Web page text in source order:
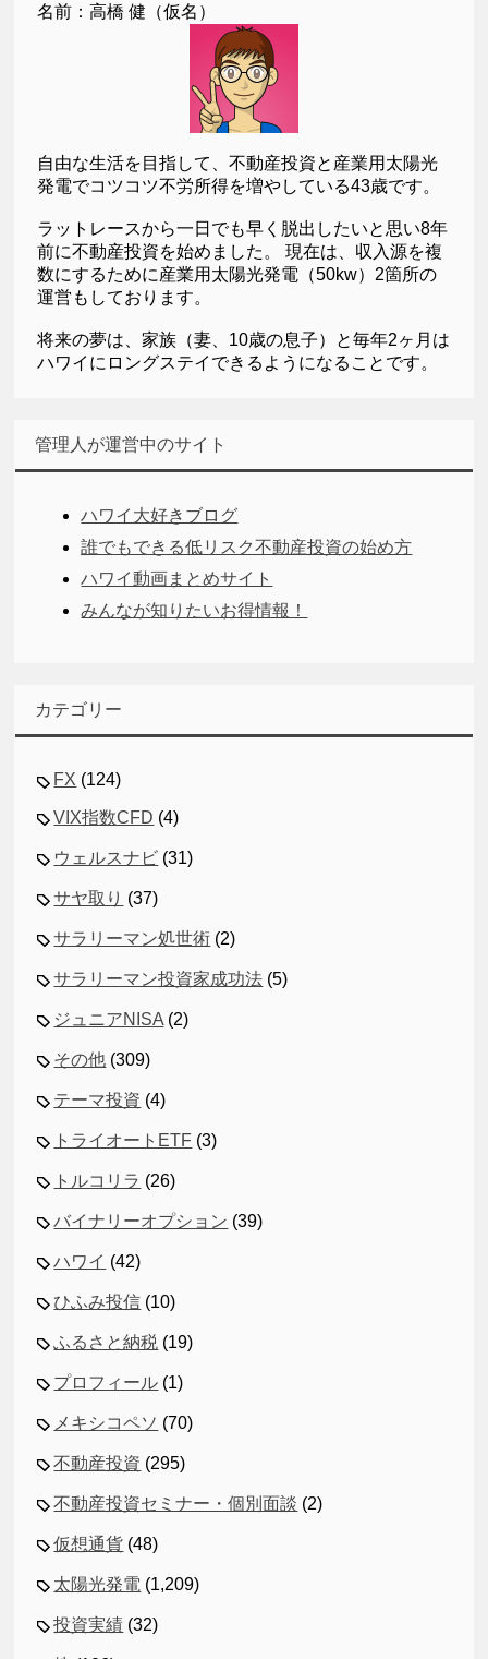
名前：高橋 健（仮名）
自由な生活を目指して、不動産投資と産業用太陽光
発電でコツコツ不労所得を増やしている43歳です。
ラットレースから一日でも早く脱出したいと思い8年
前に不動産投資を始めました。 現在は、収入源を複
数にするために産業用太陽光発電（50kw）2箇所の
運営もしております。
将来の夢は、家族（妻、10歳の息子）と毎年2ヶ月は
ハワイにロングステイできるようになることです。
管理人が運営中のサイト
ハワイ大好きブログ
誰でもできる低リスク不動産投資の始め方
ハワイ動画まとめサイト
みんなが知りたいお得情報！
カテゴリー
FX (124)
VIX指数CFD (4)
ウェルスナビ (31)
サヤ取り (37)
サラリーマン処世術 (2)
サラリーマン投資家成功法 (5)
ジュニアNISA (2)
その他 (309)
テーマ投資 (4)
トライオートETF (3)
トルコリラ (26)
バイナリーオプション (39)
ハワイ (42)
ひふみ投信 (10)
ふるさと納税 (19)
プロフィール (1)
メキシコペソ (70)
不動産投資 (295)
不動産投資セミナー・個別面談 (2)
仮想通貨 (48)
太陽光発電 (1,209)
投資実績 (32)